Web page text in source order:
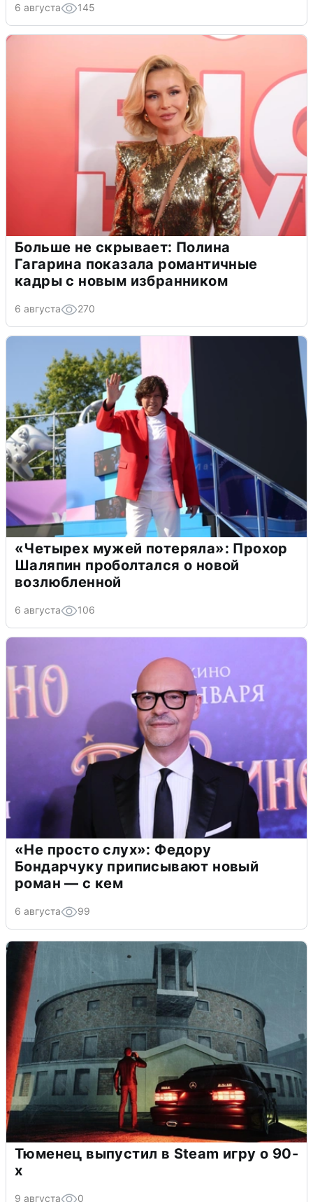
6 августа 145
Больше не скрывает: Полина
Гагарина показала романтичные
кадры с новым избранником
6 августа 270
«Четырех мужей потеряла»: Прохор
Шаляпин проболтался о новой
возлюбленной
6 августа 106
«Не просто слух»: Федору
Бондарчуку приписывают новый
роман — с кем
6 августа 99
Тюменец выпустил в Steam игру о 90-
х
9 августа 0